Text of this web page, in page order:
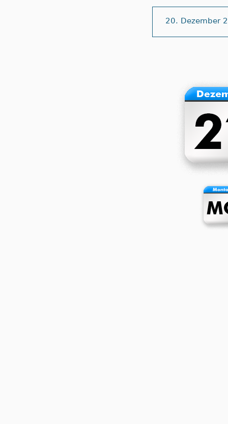
20. Dezember